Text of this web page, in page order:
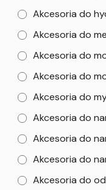
Akcesoria do
Akcesoria do
Akcesoria do
Akcesoria do
Akcesoria do
Akcesoria do
Akcesoria do
Akcesoria do
Akcesoria do